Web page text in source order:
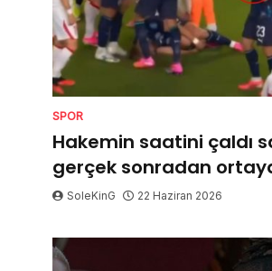
SPOR
Hakemin saatini çaldı
gerçek sonradan
SoleKinG 22 Haziran 2026